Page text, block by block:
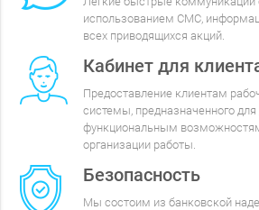
использованием СМС,
всех приводящихся акций.
Кабинет для
Предоставление клиентам
системы, предназначенного
функциональным
организации работы.
Безопасность
Мы состоим из банковской